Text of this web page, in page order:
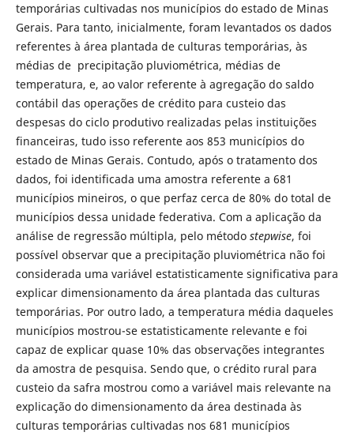
temporárias cultivadas nos municípios do estado de Minas
Gerais. Para tanto, inicialmente, foram levantados os dados
referentes à área plantada de culturas temporárias, às
médias de precipitação pluviométrica, médias de
temperatura, e, ao valor referente à agregação do saldo
contábil das operações de crédito para custeio das
despesas do ciclo produtivo realizadas pelas instituições
financeiras, tudo isso referente aos 853 municípios do
estado de Minas Gerais. Contudo, após o tratamento dos
dados, foi identificada uma amostra referente a 681
municípios mineiros, o que perfaz cerca de 80% do total de
municípios dessa unidade federativa. Com a aplicação da
análise de regressão múltipla, pelo método stepwise, foi
possível observar que a precipitação pluviométrica não foi
considerada uma variável estatisticamente significativa para
explicar dimensionamento da área plantada das culturas
temporárias. Por outro lado, a temperatura média daqueles
municípios mostrou-se estatisticamente relevante e foi
capaz de explicar quase 10% das observações integrantes
da amostra de pesquisa. Sendo que, o crédito rural para
custeio da safra mostrou como a variável mais relevante na
explicação do dimensionamento da área destinada às
culturas temporárias cultivadas nos 681 municípios